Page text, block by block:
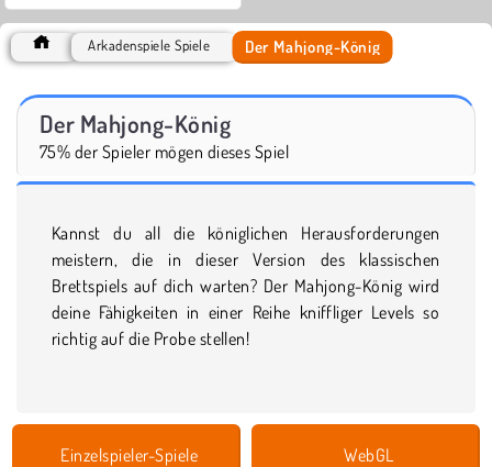
Arkadenspiele Spiele Der Mahjong-König
Der Mahjong-König
75% der Spieler mögen dieses Spiel
Kannst du all die königlichen Herausforderungen
meistern, die in dieser Version des klassischen
Brettspiels auf dich warten? Der Mahjong-König wird
deine Fähigkeiten in einer Reihe kniffliger Levels so
richtig auf die Probe stellen!
Einzelspieler-Spiele WebGL